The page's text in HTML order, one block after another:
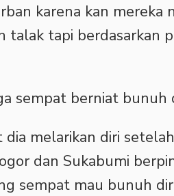
karena kan mereka
talak tapi berdasarkan
sempat berniat bunuh
dia melarikan diri
dan Sukabumi
sempat mau bunuh